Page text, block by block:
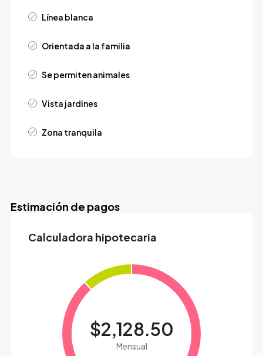
Línea blanca
Orientada a la familia
Se permiten animales
Vista jardines
Zona tranquila
Estimación de pagos
Calculadora hipotecaria
$2,128.50
Mensual